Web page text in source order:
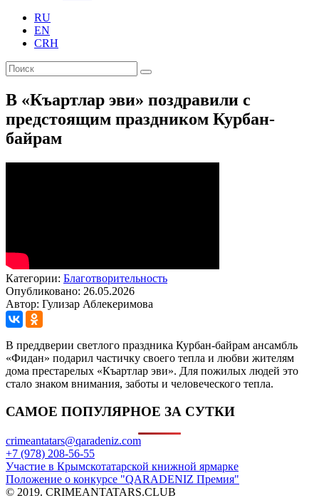
RU
EN
CRH
В «Къартлар эви» поздравили с
предстоящим праздником Курбан-
байрам
Категории: Благотворительность
Опубликовано: 26.05.2026
Автор: Гулизар Аблекеримова
В преддверии светлого праздника Курбан-байрам ансамбль
«Фидан» подарил частичку своего тепла и любви жителям
дома престарелых «Къартлар эви». Для пожилых людей это
стало знаком внимания, заботы и человеческого тепла.
САМОЕ ПОПУЛЯРНОЕ ЗА СУТКИ
crimeantatars@qaradeniz.com
+7 (978) 208-56-55
Участие в Крымскотатарской книжной ярмарке
Положение о конкурсе "QARADENIZ Премия"
© 2019. CRIMEANTATARS.CLUB